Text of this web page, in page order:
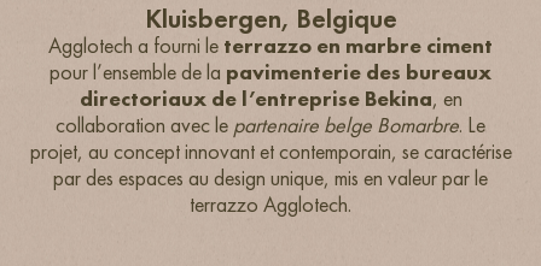
Kluisbergen, Belgique
Agglotech a fourni le terrazzo en marbre ciment
pour l’ensemble de la pavimenterie des bureaux
directoriaux de l’entreprise Bekina, en
collaboration avec le partenaire belge Bomarbre. Le
projet, au concept innovant et contemporain, se caractérise
par des espaces au design unique, mis en valeur par le
terrazzo Agglotech.